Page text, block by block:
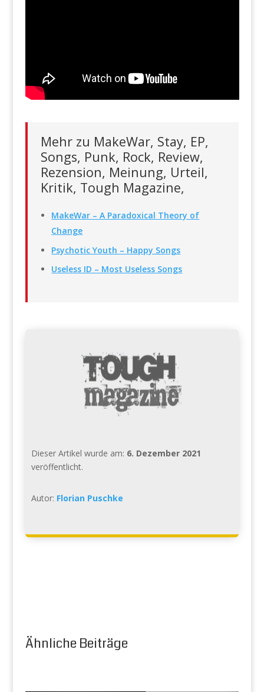
Mehr zu MakeWar, Stay, EP,
Songs, Punk, Rock, Review,
Rezension, Meinung, Urteil,
Kritik, Tough Magazine,
MakeWar – A Paradoxical Theory of
Change
Psychotic Youth – Happy Songs
Useless ID – Most Useless Songs
Dieser Artikel wurde am: 6. Dezember 2021
veröffentlicht.
Autor: Florian Puschke
Ähnliche Beiträge